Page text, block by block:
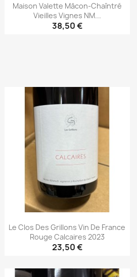
Maison Valette Mâcon-Chaîntré
Vieilles Vignes NM...
38,50 €
Le Clos Des Grillons Vin De France
Rouge Calcaires 2023
23,50 €
Aperçu rapide